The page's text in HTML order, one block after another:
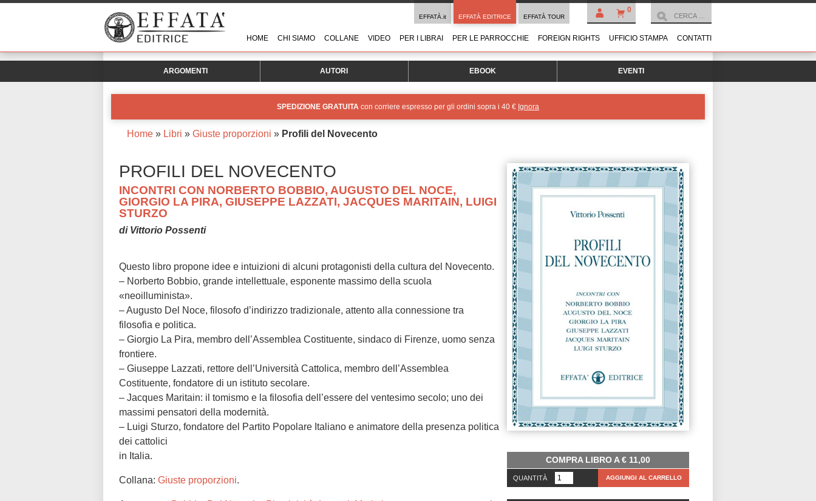
0
EFFATÀ.it EFFATÀ EDITRICE EFFATÀ TOUR
HOME CHI SIAMO COLLANE VIDEO PER I LIBRAI PER LE PARROCCHIE FOREIGN RIGHTS UFFICIO STAMPA CONTATTI
ARGOMENTI AUTORI EBOOK EVENTI
SPEDIZIONE GRATUITA con corriere espresso per gli ordini sopra i 40 € Ignora
Home » Libri » Giuste proporzioni » Profili del Novecento
COMPRA LIBRO A€ 11,00
QUANTITÀ AGGIUNGI AL CARRELLO
PROFILI DEL NOVECENTO
INCONTRI CON NORBERTO BOBBIO, AUGUSTO DEL NOCE,
GIORGIO LA PIRA, GIUSEPPE LAZZATI, JACQUES MARITAIN, LUIGI
STURZO
di Vittorio Possenti
Questo libro propone idee e intuizioni di alcuni protagonisti della cultura del Novecento.
– Norberto Bobbio, grande intellettuale, esponente massimo della scuola
«neoilluminista».
– Augusto Del Noce, filosofo d’indirizzo tradizionale, attento alla connessione tra
filosofia e politica.
– Giorgio La Pira, membro dell’Assemblea Costituente, sindaco di Firenze, uomo senza
frontiere.
– Giuseppe Lazzati, rettore dell’Università Cattolica, membro dell’Assemblea
Costituente, fondatore di un istituto secolare.
– Jacques Maritain: il tomismo e la filosofia dell’essere del ventesimo secolo; uno dei
massimi pensatori della modernità.
– Luigi Sturzo, fondatore del Partito Popolare Italiano e animatore della presenza politica
dei cattolici
in Italia.
Collana: Giuste proporzioni.